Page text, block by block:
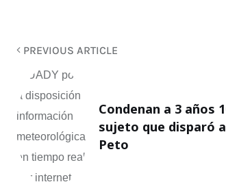
PREVIOUS ARTICLE
Condenan a 3 años
sujeto que disparó
Peto